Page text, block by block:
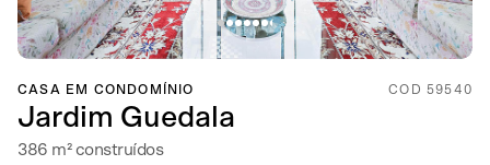
CASA EM CONDOMÍNIO COD 59540
Jardim Guedala
386 m² construídos